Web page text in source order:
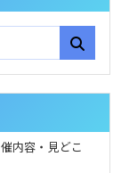
内容・見どこ